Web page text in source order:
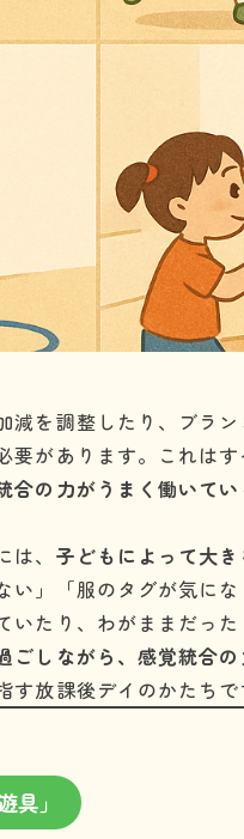
減を調整したり、ブラ
要があります。これは
合の力がうまく働いて
、 子どもによって大
い」「服のタグが気に
たり、わがままだった
ごしながら、感覚統合
す放課後デイのかたちで
」